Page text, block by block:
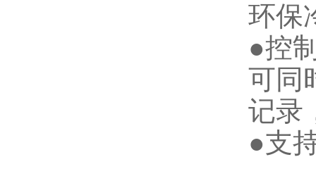
环保
●控
可同
记录
●支